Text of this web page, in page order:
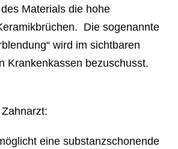
Materials die hohe
Die sogenannte
wird im sichtbaren
Krankenkassen bezuschusst.
eine substanzschonende